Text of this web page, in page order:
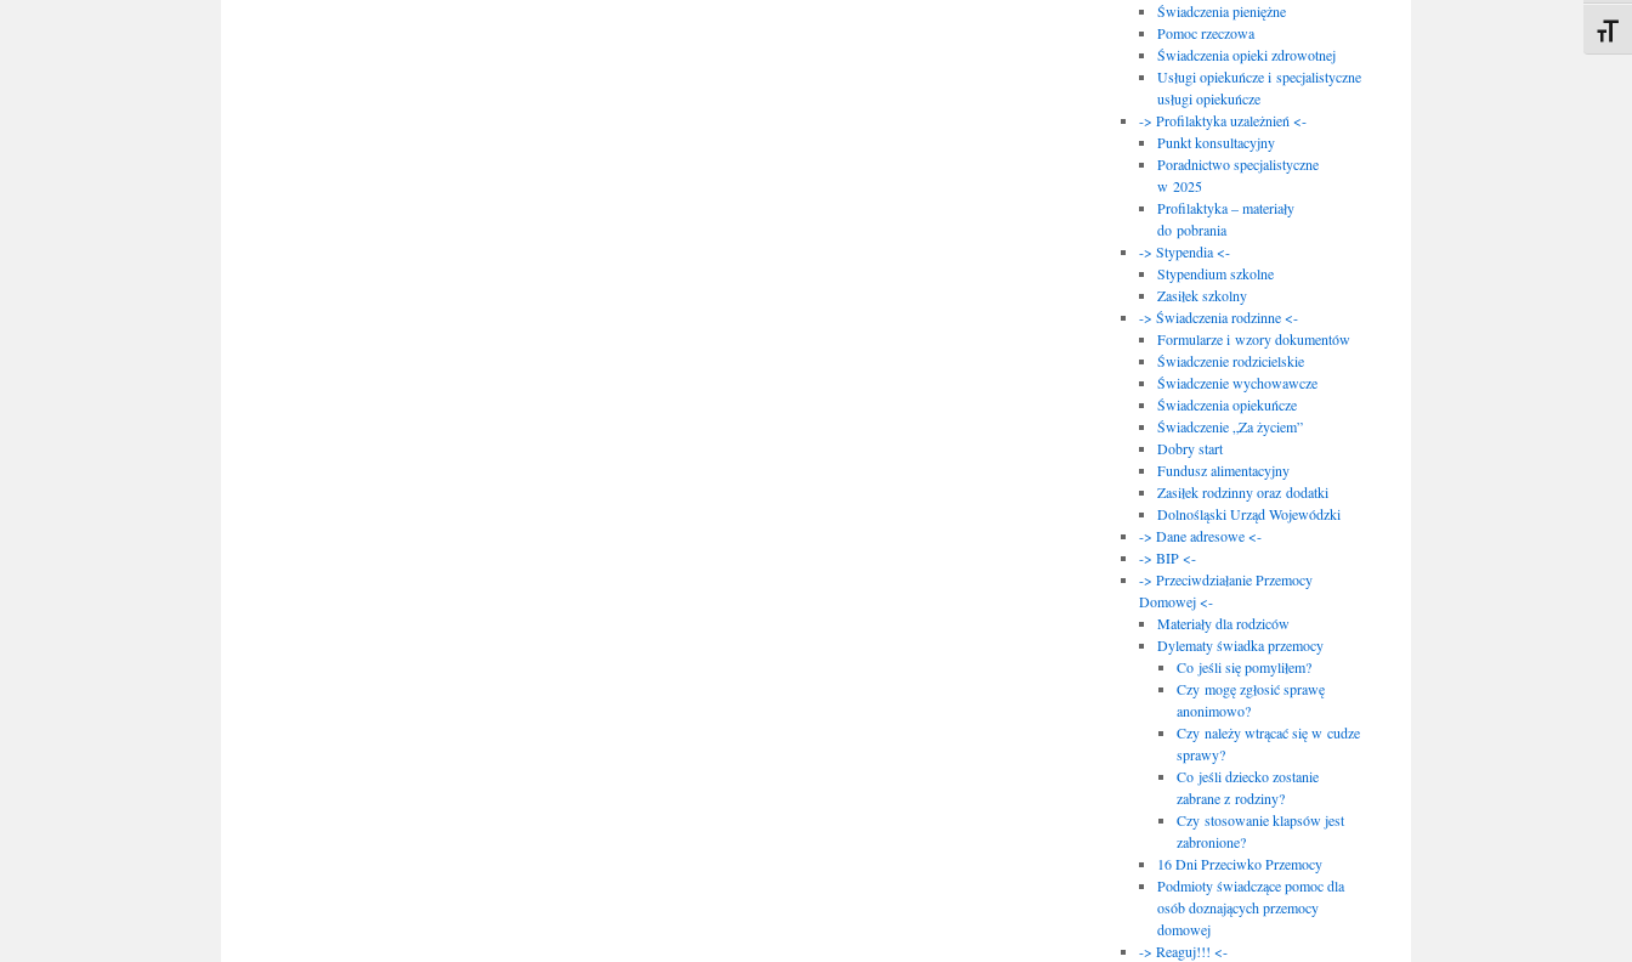
Świadczenia pieniężne
Pomoc rzeczowa
Świadczenia opieki zdrowotnej
Usługi opiekuńcze i specjalistyczne
usługi opiekuńcze
-> Profilaktyka uzależnień <-
Punkt konsultacyjny
Poradnictwo specjalistyczne
w 2025
Profilaktyka – materiały
do pobrania
-> Stypendia <-
Stypendium szkolne
Zasiłek szkolny
-> Świadczenia rodzinne <-
Formularze i wzory dokumentów
Świadczenie rodzicielskie
Świadczenie wychowawcze
Świadczenia opiekuńcze
Świadczenie „Za życiem”
Dobry start
Fundusz alimentacyjny
Zasiłek rodzinny oraz dodatki
Dolnośląski Urząd Wojewódzki
-> Dane adresowe <-
-> BIP <-
-> Przeciwdziałanie Przemocy
Domowej <-
Materiały dla rodziców
Dylematy świadka przemocy
Co jeśli się pomyliłem?
Czy mogę zgłosić sprawę
anonimowo?
Czy należy wtrącać się w cudze
sprawy?
Co jeśli dziecko zostanie
zabrane z rodziny?
Czy stosowanie klapsów jest
zabronione?
16 Dni Przeciwko Przemocy
Podmioty świadczące pomoc dla
osób doznających przemocy
domowej
-> Reaguj!!! <-